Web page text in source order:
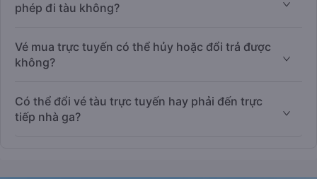
phép đi tàu không?
Vé mua trực tuyến có thể hủy hoặc đổi trả được
không?
Có thể đổi vé tàu trực tuyến hay phải đến trực
tiếp nhà ga?